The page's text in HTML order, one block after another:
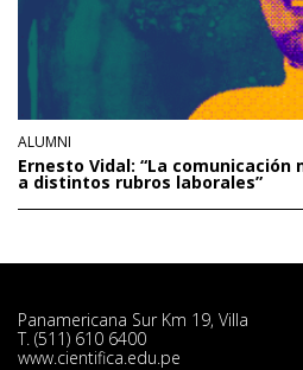
ALUMNI
Ernesto Vidal: “La
a distintos rubros laborales”
Panamericana Sur Km 19, Villa
T. (511) 610 6400
www.cientifica.edu.pe